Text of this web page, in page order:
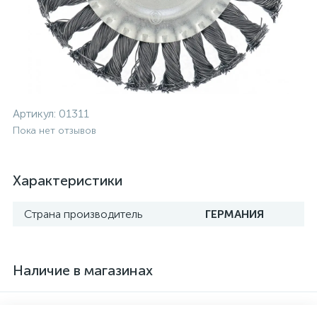
Артикул: 01311
Пока нет отзывов
Характеристики
Страна производитель ГЕРМАНИЯ
Наличие в магазинах